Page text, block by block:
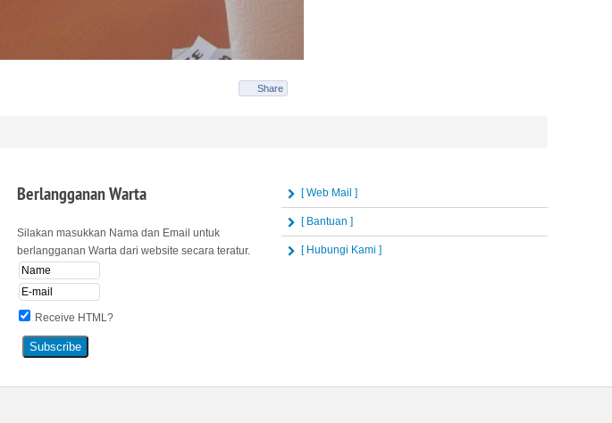
Share
BerlanggananWarta
Silakan masukkan Nama dan Email untuk
berlangganan Warta dari website secara teratur.
Receive HTML?
[ Web Mail ]
[ Bantuan ]
[ Hubungi Kami ]